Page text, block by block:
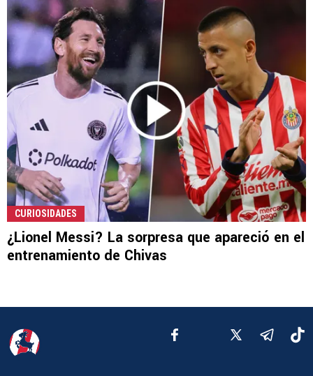
CURIOSIDADES
¿Lionel Messi? La sorpresa que apareció en el
entrenamiento de Chivas